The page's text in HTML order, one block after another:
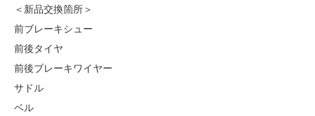
＜新品交換箇所＞
前ブレーキシュー
前後タイヤ
前後ブレーキワイヤー
サドル
ベル